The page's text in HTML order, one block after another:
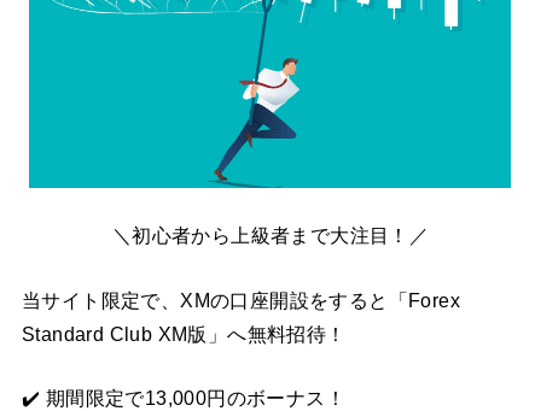
＼初心者から上級者まで大注目！／
当サイト限定で、XMの口座開設をすると「Forex
Standard Club XM版」へ無料招待！
✔️ 期間限定で13,000円のボーナス！